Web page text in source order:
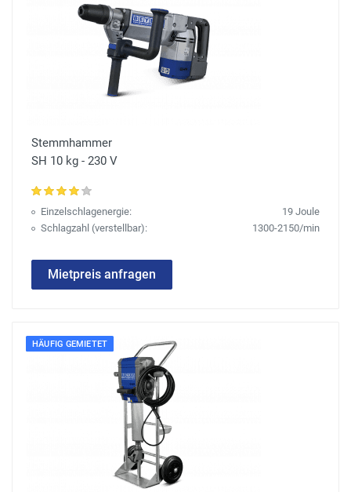
Stemmhammer
SH 10 kg - 230 V
Einzelschlagenergie:
19 Joule
Schlagzahl (verstellbar):
1300-2150/min
Mietpreis anfragen
HÄUFIG GEMIETET